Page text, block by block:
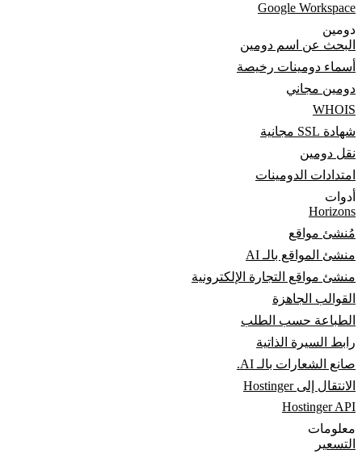
Google Workspace
دومين
البحث عن اسم دومين
أسماء دومينات رخيصة
دومين مجاني
WHOIS
شهادة SSL مجانية
نقل دومين
امتدادات الدومينات
أدوات
Horizons
مُنشئ مواقع
منشئ المواقع بالـ AI
منشئ مواقع التجارة الإلكترونية
القوالب الجاهزة
الطباعة حسب الطلب
رابط السيرة الذاتية
صانع الشعارات بالـ AI.
الانتقال إلى Hostinger
Hostinger API
معلومات
التسعير